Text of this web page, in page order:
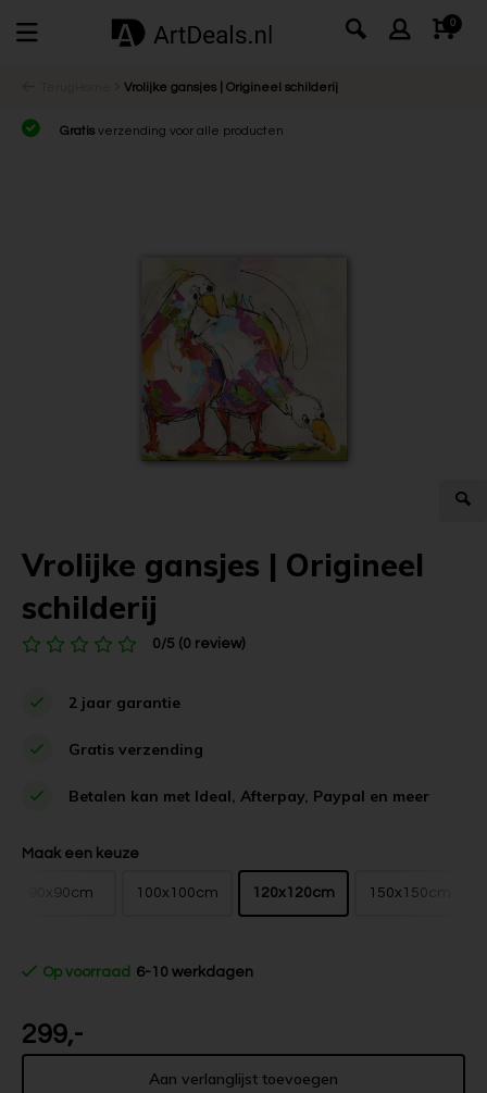
0
Vrolijke gansjes | Origineel schilderij
Gratis verzending voor alle producten
Vrolijke gansjes | Origineel
schilderij
0/5 (0 review)
2 jaar garantie
Gratis verzending
Betalen kan met Ideal, Afterpay, Paypal en meer
Maak een keuze
90x90cm 100x100cm 120x120cm 150x150cm
Op voorraad 6-10 werkdagen
299,-
Aan verlanglijst toevoegen